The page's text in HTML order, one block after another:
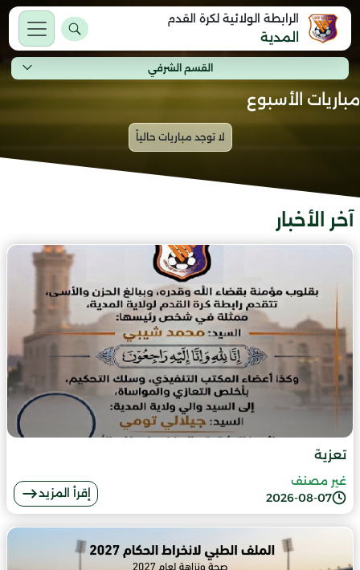
الرابطة الولائية لكرة القدم
المدية
القسم الشرفي
مباريات الأسبوع
آخر الأخبار
تعزية
2026-08-07
غير مصنف
إقرأ المزيد